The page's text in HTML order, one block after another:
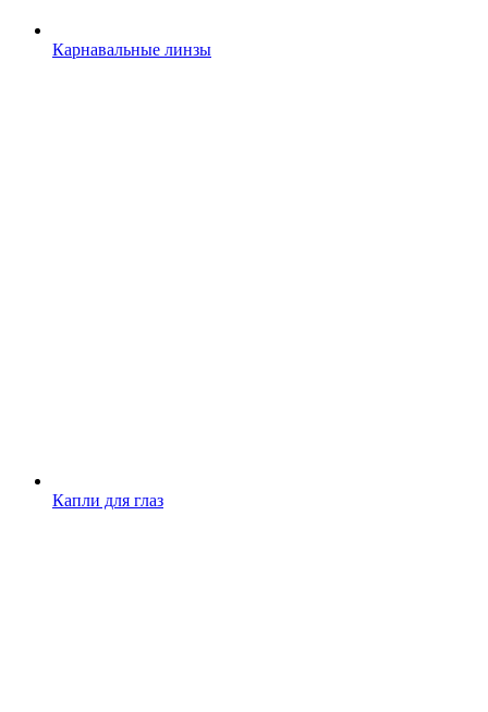
Карнавальные линзы
Капли для глаз